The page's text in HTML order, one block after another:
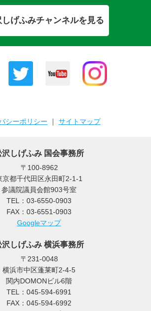
しげふみチャンネルを見る
シーポリシー ｜ サイトマップ
沢しげふみ 国会事務所
〒100-8962
京都千代田区永田町2-1-1
参議院議員会館903号室
TEL：03-6550-0903
FAX：03-6551-0903
Googleマップ
沢しげふみ 横浜事務所
〒231-0048
横浜市中区蓬莱町2-4-5
関内DOMONビル6階
TEL：045-594-6991
FAX：045-594-6992